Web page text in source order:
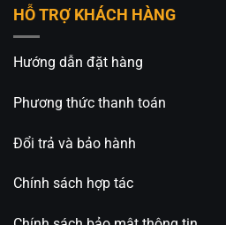
HỖ TRỢ KHÁCH HÀNG
Hướng dẫn đặt hàng
Phương thức thanh toán
Đổi trả và bảo hành
Chính sách hợp tác